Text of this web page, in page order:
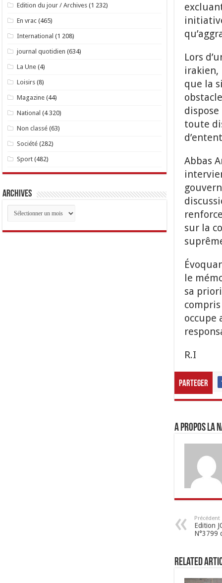
Lors
irakien,
que la
toute
Abbas
sur la
le
sa
occupe
R.I
Parteger
A propos LA
Précédent
Edition
N°3799
Related
Edition du jour / Archives (1 232)
En vrac (465)
International (1 208)
journal quotidien (634)
La Une (4)
Loisirs (8)
Magazine (44)
National (4 320)
Non classé (63)
Société (282)
Sport (482)
Archives
Archives